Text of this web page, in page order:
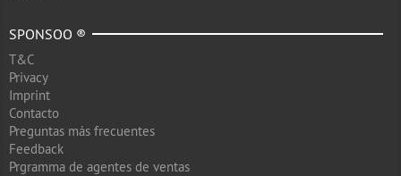
SPONSOO ®
T&C
Privacy
Imprint
Contacto
Preguntas más frecuentes
Feedback
Prgramma de agentes de ventas